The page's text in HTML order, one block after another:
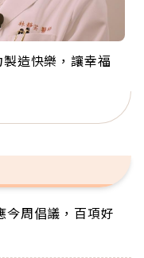
造快樂，讓幸福
36年 「台灣是我
！「蛋黃哥小
退休後才開始真
最年長羽球選
」
小提琴還登上小
今周倡議，百項好